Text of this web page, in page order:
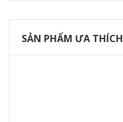
SẢN PHẨM ƯA THÍCH